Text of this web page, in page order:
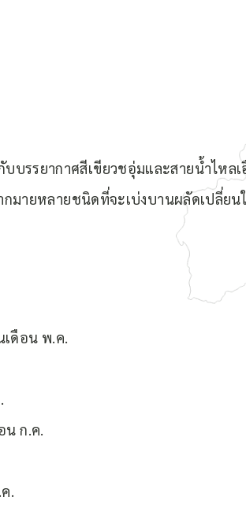
รรยากาศสีเขียวชอุ่มและสายน้ำไหลเ
มายหลายชนิดที่จะเบ่งบานผลัดเปลี่ย
เดือน พ.ค.
น ก.ค.
.